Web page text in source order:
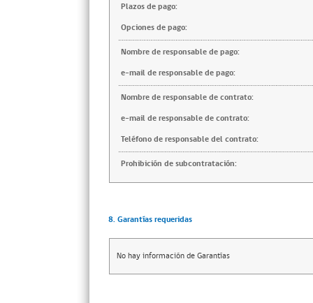
Plazos de pago:
Opciones de pago:
Nombre de responsable de pago:
e-mail de responsable de pago:
Nombre de responsable de contrato:
e-mail de responsable de contrato:
Teléfono de responsable del contrato:
Prohibición de subcontratación:
8. Garantías requeridas
No hay información de Garantías